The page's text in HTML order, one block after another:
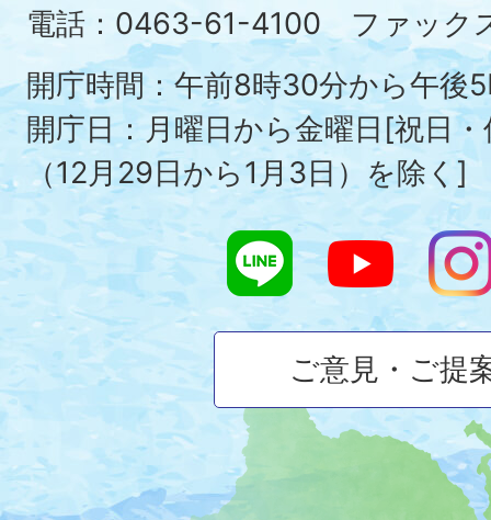
磯
町
電話：0463-61-4100 ファック
開庁時間：午前8時30分から午後
開庁日：月曜日から金曜日[祝日
（12月29日から1月3日）を除く]
ご意見・ご提